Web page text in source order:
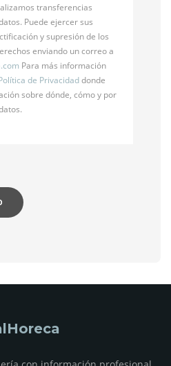
transferencias
Puede ejercer sus
y supresión de los
enviando un correo a
Para más información
de Privacidaddonde
sobre dónde, cómo y por